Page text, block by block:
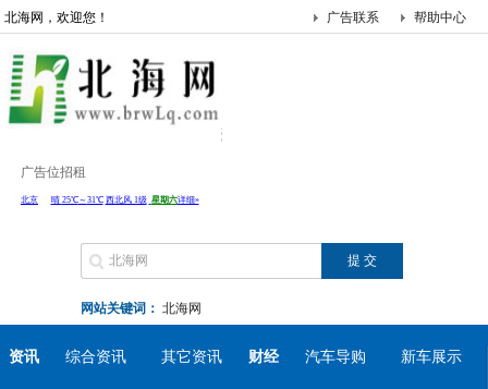
北海网，欢迎您！ 帮助中心
广告联系
广告位招租
网站关键词： 北海网
资讯 综合资讯 其它资讯 财经 汽车导购 新车展示